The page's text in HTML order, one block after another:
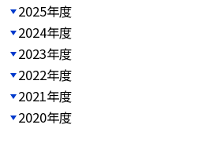
2025年度
2024年度
2023年度
2022年度
2021年度
2020年度